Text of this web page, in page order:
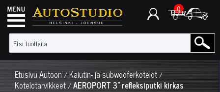
0
EtusivuAutoon/Kaiutin- ja subwooferkotelot/
Kotelotarvikkeet/AEROPORT 3" refleksiputki kirkas